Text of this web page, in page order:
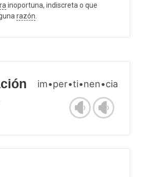
inoportuna, indiscreta o que
razón
im•per•ti•nen•cia